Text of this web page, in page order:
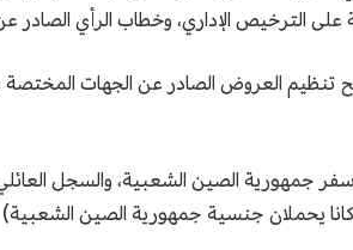
على الترخيص الإداري، وخطاب الرأي
العروض الصادر عن الجهات المختصة
الصين الشعبية، والسجل العائلي
يحملان جنسية جمهورية الصين الشعبية)